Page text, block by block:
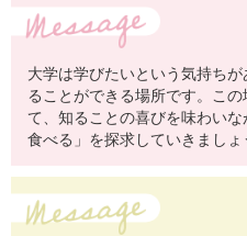
大学は学びたいという気持ち
ることができる場所です。こ
て、知ることの喜びを味わい
食べる」を探求していきましょ